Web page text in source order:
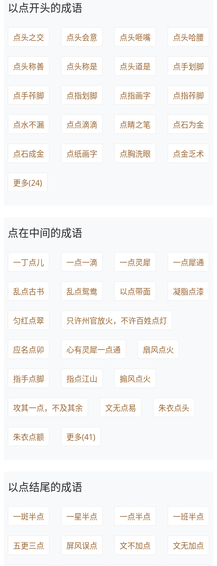
以点开头的成语
点头之交 点头会意 点头咂嘴 点头哈腰
点头称善 点头称是 点头道是 点手划脚
点手莋脚 点指划脚 点指画字 点指莋脚
点水不漏 点点滴滴 点睛之笔 点石为金
点石成金 点纸画字 点胸洗眼 点金乏术
更多(24)
点在中间的成语
一丁点儿 一点一滴 一点灵犀 一点犀通
乱点古书 乱点鸳鸯 以点带面 凝脂点漆
匀红点翠 只许州官放火，不许百姓点灯
应名点卯 心有灵犀一点通 扇风点火
指手点脚 指点江山 搧风点火
攻其一点，不及其余 文无点易 朱衣点头
朱衣点额 更多(41)
以点结尾的成语
一斑半点 一星半点 一点半点 一班半点
五更三点 屏风误点 文不加点 文无加点